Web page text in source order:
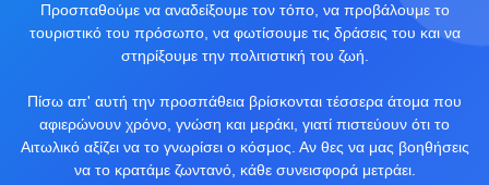
Προσπαθούμε να αναδείξουμε τον τόπο, να προβάλουμε το
τουριστικό του πρόσωπο, να φωτίσουμε τις δράσεις του και να
στηρίξουμε την πολιτιστική του ζωή.
Πίσω απ' αυτή την προσπάθεια βρίσκονται τέσσερα άτομα που
αφιερώνουν χρόνο, γνώση και μεράκι, γιατί πιστεύουν ότι το
Αιτωλικό αξίζει να το γνωρίσει ο κόσμος. Αν θες να μας βοηθήσεις
να το κρατάμε ζωντανό, κάθε συνεισφορά μετράει.